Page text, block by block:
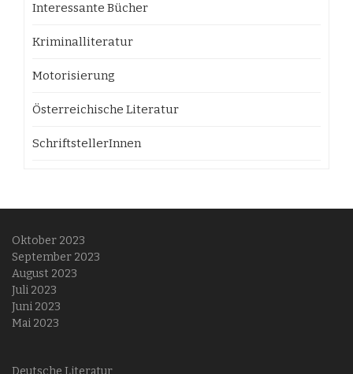
Interessante Bücher
Kriminalliteratur
Motorisierung
Österreichische Literatur
SchriftstellerInnen
Oktober 2023
September 2023
August 2023
Juli 2023
Juni 2023
Mai 2023
Deutsche Literatur